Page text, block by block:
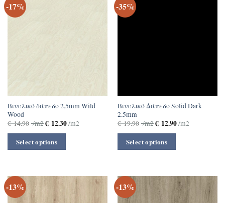
-17%
Βινυλικό δάπεδο 2,5mm Wild
Wood
€14.90 /m2€12.30/m2
Select options
-35%
Βινυλικό Δάπεδο Solid Dark
2.5mm
€19.90 /m2€12.90/m2
Select options
-13% -13%